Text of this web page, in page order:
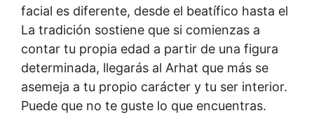
facial es diferente, desde el beatífico hasta el
La tradición sostiene que si comienzas a
contar tu propia edad a partir de una figura
determinada, llegarás al Arhat que más se
asemeja a tu propio carácter y tu ser interior.
Puede que no te guste lo que encuentras.